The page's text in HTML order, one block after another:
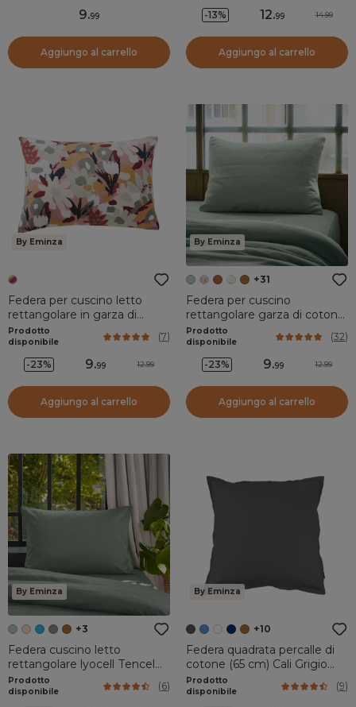
9.99
Aggiungo al carrello
-13% 12.99 14.99
Aggiungo al carrello
By Eminza
Federa per cuscino letto
rettangolare in garza di
cotone (50 x 70 cm) Azel
Multicolore
Prodotto
disponibile
(7)
-23% 9.99 12.99
Aggiungo al carrello
By Eminza
+31
Federa per cuscino
rettangolare garza di cotone
(50 x 70 cm) Gaia Verde
eucalipto
Prodotto
disponibile
(32)
-23% 9.99 12.99
Aggiungo al carrello
By Eminza
+3
Federa cuscino letto
rettangolare lyocell Tencel™
lavato (50 x 70 cm) Olivia
Verde eucalipto
Prodotto
disponibile
(6)
By Eminza
+10
Federa quadrata percalle di
cotone (65 cm) Cali Grigio
antracite
Prodotto
disponibile
(9)